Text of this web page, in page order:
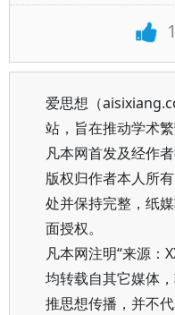
爱思想（
站，旨在推动学术
凡本网首发及经作
版权归作者本人所
处并保持完整，纸
面授权。
凡本网注明“来源：
均转载自其它媒体
推思想传播，并不